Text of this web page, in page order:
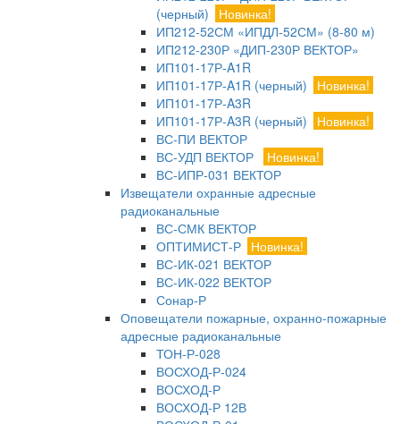
(черный)
Новинка!
ИП212-52СМ «ИПДЛ-52СМ» (8-80 м)
ИП212-230Р «ДИП-230Р ВЕКТОР»
ИП101-17Р-A1R
ИП101-17Р-A1R (черный)
Новинка!
ИП101-17Р-A3R
ИП101-17Р-A3R (черный)
Новинка!
ВС-ПИ ВЕКТОР
ВС-УДП ВЕКТОР
Новинка!
ВС-ИПР-031 ВЕКТОР
Извещатели охранные адресные
радиоканальные
ВС-СМК ВЕКТОР
ОПТИМИСТ-Р Новинка!
ВС-ИК-021 ВЕКТОР
ВС-ИК-022 ВЕКТОР
Сонар-Р
Оповещатели пожарные, охранно-пожарные
адресные радиоканальные
ТОН-Р-028
ВОСХОД-Р-024
ВОСХОД-Р
ВОСХОД-Р 12В